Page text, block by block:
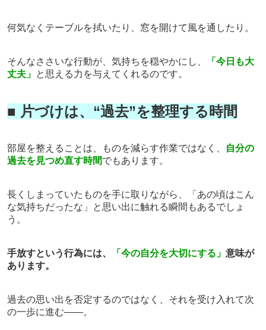
何気なくテーブルを拭いたり、窓を開けて風を通したり。
そんなささいな行動が、気持ちを穏やかにし、
「今日も大
丈夫」 と思える力を与えてくれるのです。
■ 片づけは、 “過去”を整理する時間
部屋を整えることは、ものを減らす作業ではなく、
自分の
過去を見つめ直す時間でもあります。
長くしまっていたものを手に取りながら、「あの頃はこん
な気持ちだったな」と思い出に触れる瞬間もあるでしょ
う。
手放すという行為には、 「今の自分を大切にする」 意味が
あります。
過去の思い出を否定するのではなく、それを受け入れて次
の一歩に進む——。